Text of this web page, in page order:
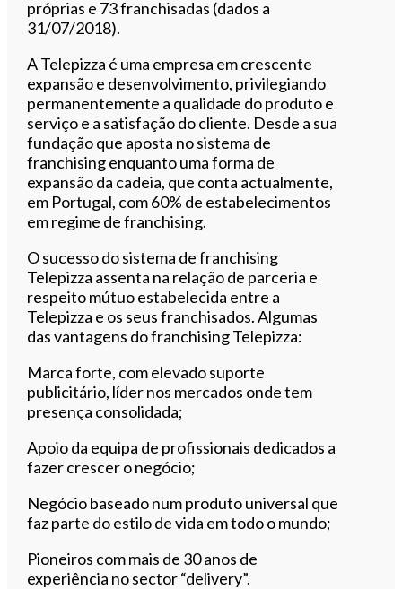
próprias e 73 franchisadas (dados a
31/07/2018).
A Telepizza é uma empresa em crescente
expansão e desenvolvimento, privilegiando
permanentemente a qualidade do produto e
serviço e a satisfação do cliente. Desde a sua
fundação que aposta no sistema de
franchising enquanto uma forma de
expansão da cadeia, que conta actualmente,
em Portugal, com 60% de estabelecimentos
em regime de franchising.
O sucesso do sistema de franchising
Telepizza assenta na relação de parceria e
respeito mútuo estabelecida entre a
Telepizza e os seus franchisados. Algumas
das vantagens do franchising Telepizza:
Marca forte, com elevado suporte
publicitário, líder nos mercados onde tem
presença consolidada;
Apoio da equipa de profissionais dedicados a
fazer crescer o negócio;
Negócio baseado num produto universal que
faz parte do estilo de vida em todo o mundo;
Pioneiros com mais de 30 anos de
experiência no sector “delivery”.